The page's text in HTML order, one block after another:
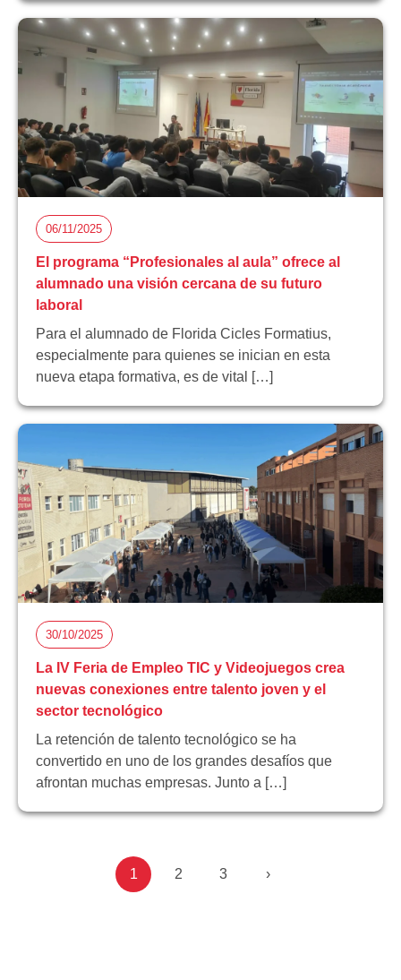
06/11/2025
El programa “Profesionales al aula” ofrece al
alumnado una visión cercana de su futuro
laboral
Para el alumnado de Florida Cicles Formatius,
especialmente para quienes se inician en esta
nueva etapa formativa, es de vital […]
30/10/2025
La IV Feria de Empleo TIC y Videojuegos crea
nuevas conexiones entre talento joven y el
sector tecnológico
La retención de talento tecnológico se ha
convertido en uno de los grandes desafíos que
afrontan muchas empresas. Junto a […]
1 2 3 ›